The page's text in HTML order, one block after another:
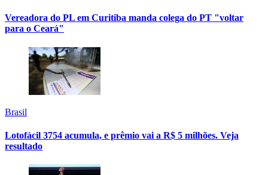
Vereadora do PL em Curitiba manda colega do PT "voltar
para o Ceará"
Brasil
Lotofácil 3754 acumula, e prêmio vai a R$ 5 milhões. Veja
resultado